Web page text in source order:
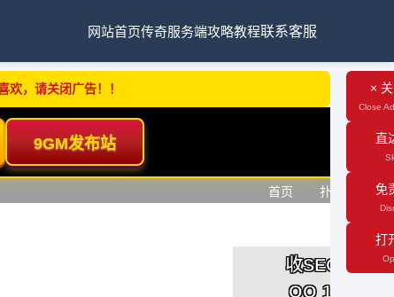
网站首页传奇服务端攻略教程联系客服
，请关闭广告！！ ×
Close
直
免
打